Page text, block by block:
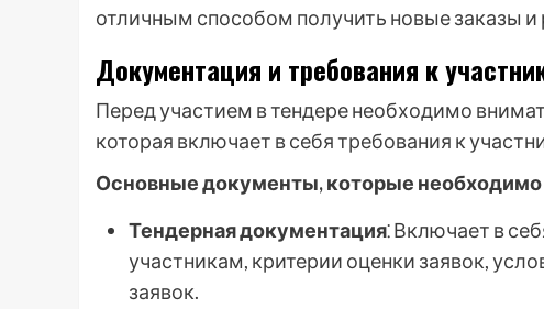
отличным способом получить новые заказы и
Документация и требования к
Перед участием в тендере необходимо
которая включает в себя требования к
Основные документы, которые необходимо
Тендерная документация⁚ Включает в
участникам, критерии оценки заявок,
заявок.